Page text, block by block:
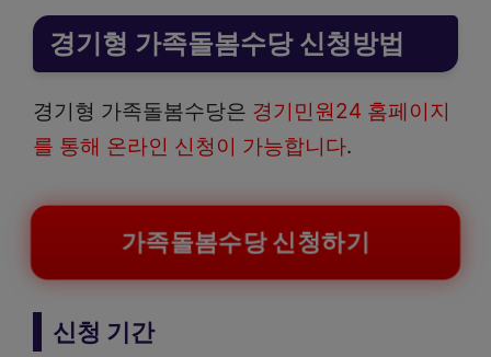
경기형 가족돌봄수당 신청방법
경기형 가족돌봄수당은 경기민원24 홈페이지
를 통해 온라인 신청이 가능합니다.
가족돌봄수당 신청하기
신청 기간